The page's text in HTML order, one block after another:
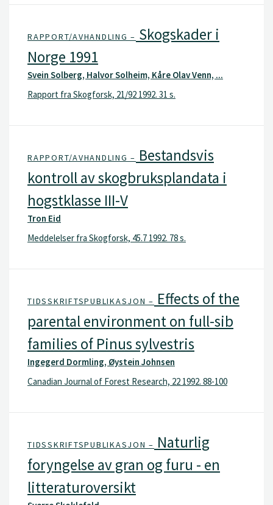
RAPPORT/AVHANDLING – Skogskader i
Norge 1991
Svein Solberg, Halvor Solheim, Kåre Olav Venn, ...
Rapport fra Skogforsk, 21/92 1992. 31 s.
RAPPORT/AVHANDLING – Bestandsvis
kontroll av skogbruksplandata i
hogstklasse III-V
Tron Eid
Meddelelser fra Skogforsk, 45.7 1992. 78 s.
TIDSSKRIFTSPUBLIKASJON – Effects of the
parental environment on full-sib
families of Pinus sylvestris
Ingegerd Dormling, Øystein Johnsen
Canadian Journal of Forest Research, 22 1992. 88-100
TIDSSKRIFTSPUBLIKASJON – Naturlig
foryngelse av gran og furu - en
litteraturoversikt